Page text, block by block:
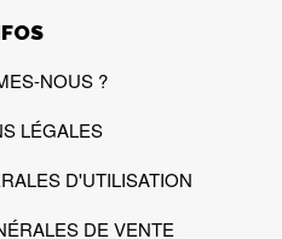
NOUS ?
LÉGALES
D'UTILISATION
DE VENTE